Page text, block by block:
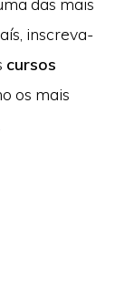
inscreva-
cursos
os mais